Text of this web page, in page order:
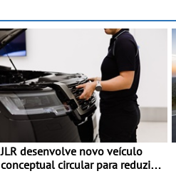
JLR desenvolve novo veículo
conceptual circular para reduzir a